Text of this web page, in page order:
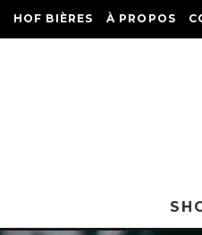
HOF BIÈRES À PROPOS